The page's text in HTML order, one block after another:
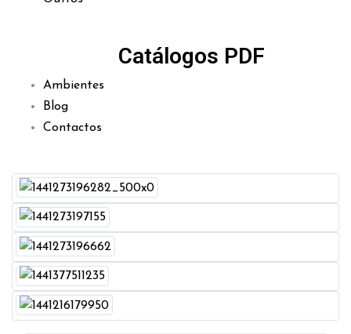
Catálogos PDF
Ambientes
Blog
Contactos